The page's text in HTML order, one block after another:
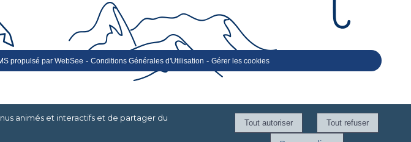
propulsé par WebSee - Conditions Générales d'Utilisation - Gérer les cookies
animés et interactifs et de partager du